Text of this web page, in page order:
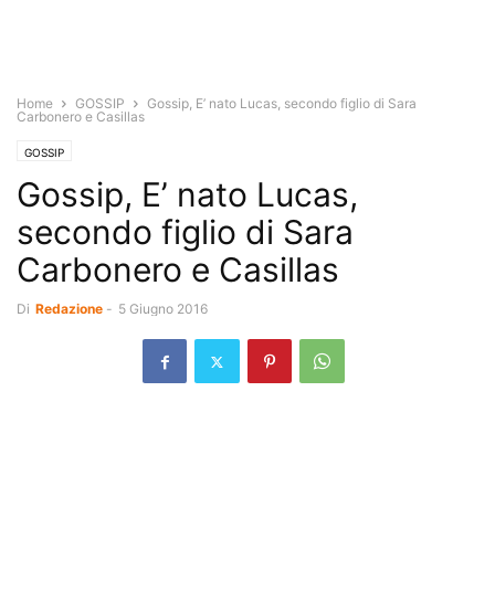
Home GOSSIP
Gossip, E’ nato Lucas, secondo figlio di Sara
Carbonero e Casillas
GOSSIP
Gossip, E’ nato Lucas,
secondo figlio di Sara
Carbonero e Casillas
Di Redazione - 5 Giugno 2016